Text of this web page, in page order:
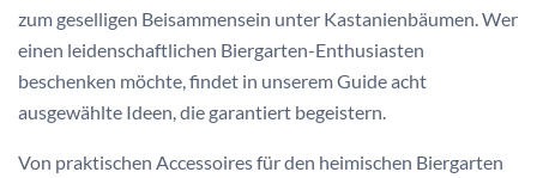
zum geselligen Beisammensein unter Kastanienbäumen. Wer
einen leidenschaftlichen Biergarten-Enthusiasten
beschenken möchte, findet in unserem Guide acht
ausgewählte Ideen, die garantiert begeistern.
Von praktischen Accessoires für den heimischen Biergarten